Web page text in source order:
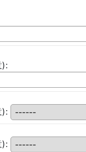
):
):
):